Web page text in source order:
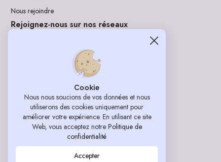
Nous rejoindre
Rejoignez-nous sur nos réseaux
Mentions légales et CGU
Politique de confidentialité
Cookie
Nous nous soucions de vos données et nous
utiliserons des cookies uniquement pour
améliorer votre expérience. En utilisant ce site
Web, vous acceptez notre Politique de
confidentialité
Accepter